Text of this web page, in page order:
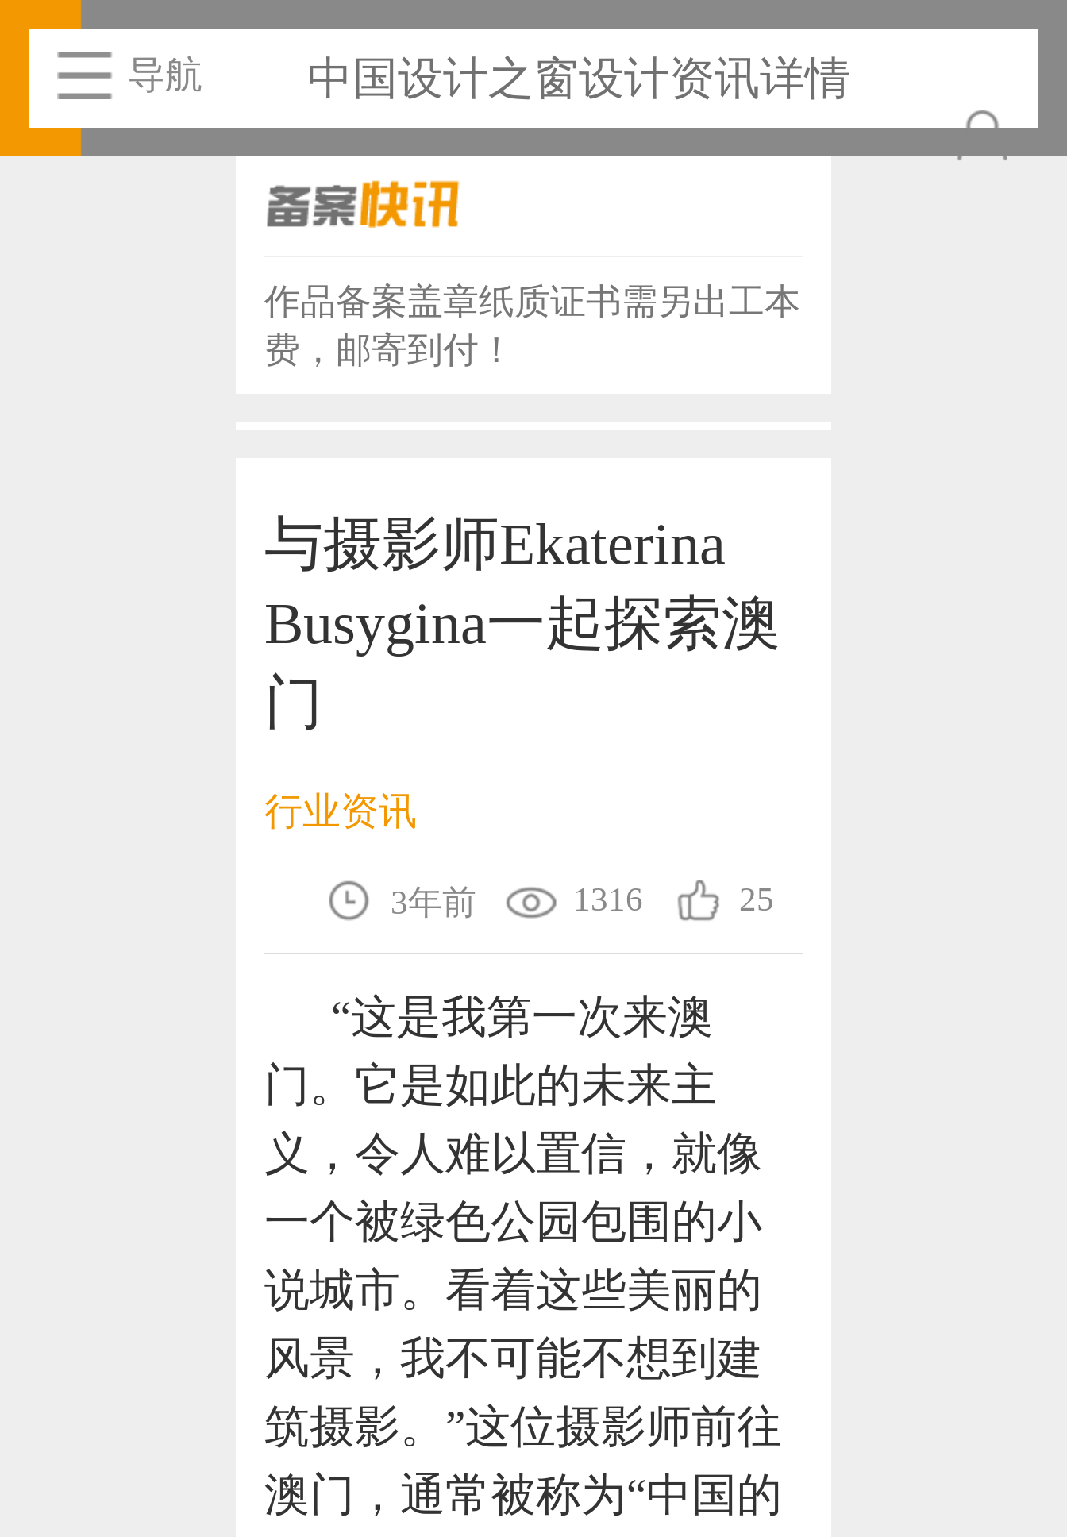
导航 中国设计之窗设计资讯详情
恭喜133****6466用户作品已成功备案！
恭喜133****8874用户作品已成功备案！
恭喜138****8638用户作品已成功备案！
恭喜133****9020用户作品已成功备案！
恭喜136****9807用户作品已成功备案！
恭喜159****4930用户作品已成功备案！
恭喜150****6483用户作品已成功备案！
恭喜131****2473用户作品已成功备案！
恭喜159****4201用户作品已成功备案！
更多
作品备案盖章纸质证书需另出工本
费，邮寄到付！
与摄影师Ekaterina
Busygina一起探索澳
门
行业资讯
3年前 1316 25
“这是我第一次来澳
门。它是如此的未来主
义，令人难以置信，就像
一个被绿色公园包围的小
说城市。看着这些美丽的
风景，我不可能不想到建
筑摄影。”这位摄影师前往
澳门，通常被称为“中国的